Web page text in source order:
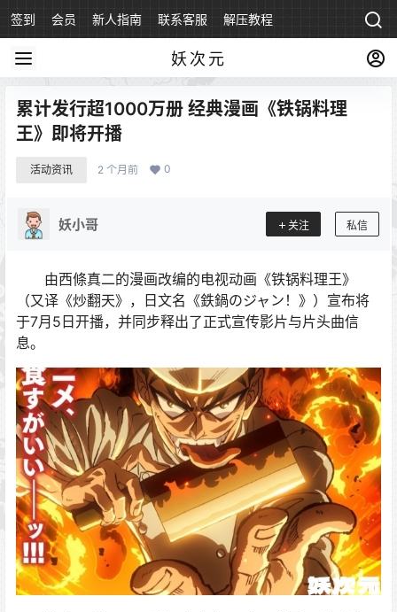
签到 会员 新人指南 联系客服 解压教程
妖次元
累计发行超1000万册 经典漫画《铁锅料理
王》即将开播
活动资讯 2 个月前 0
妖小哥 关注 私信
由西條真二的漫画改编的电视动画《铁锅料理王》
（又译《炒翻天》，日文名《鉄鍋のジャン！》）宣布将
于7月5日开播，并同步释出了正式宣传影片与片头曲信
息。